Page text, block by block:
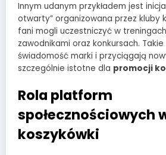
Innym udanym przykładem jest
otwarty” organizowana przez kluby
fani mogli uczestniczyć w
zawodnikami oraz konkursach.
świadomość marki i przyciągają
szczególnie istotne dla promocji
Rola platform
społecznościowych
koszykówki